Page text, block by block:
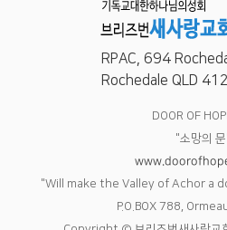
RPAC, 694
Rochedale QLD
DOOR OF
"소망의
"Will make the Valley of Achor a
P.O.BOX 788,